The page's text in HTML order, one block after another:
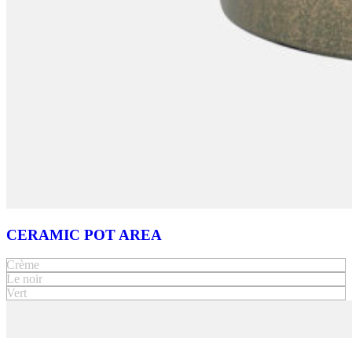
CERAMIC POT AREA
Crème
Le noir
Vert